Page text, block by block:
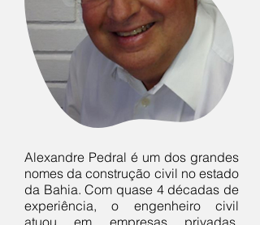
Alexandre Pedral é um dos grandes
nomes da construção civil no estado
da Bahia. Com quase 4 décadas de
experiência, o engenheiro civil
atuou em empresas privadas,